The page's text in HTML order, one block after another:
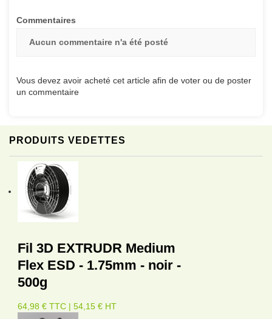
PRODUITS VEDETTES
Fil 3D EXTRUDR Medium
Flex ESD - 1.75mm - noir -
500g
64,98 € TTC | 54,15 € HT
Commentaires
Aucun commentaire n'a été posté
Vous devez avoir acheté cet article afin de voter ou de poster
un commentaire